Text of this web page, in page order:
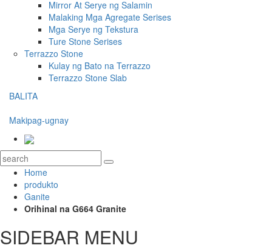
Mirror At Serye ng Salamin
Malaking Mga Agregate Serises
Mga Serye ng Tekstura
Ture Stone Serises
Terrazzo Stone
Kulay ng Bato na Terrazzo
Terrazzo Stone Slab
BALITA
Makipag-ugnay
Home
produkto
Ganite
Orihinal na G664 Granite
SIDEBAR MENU